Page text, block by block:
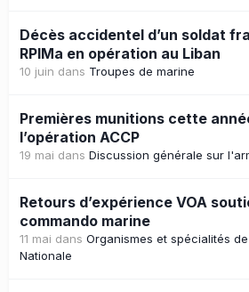
Décès accidentel d’un soldat
RPIMa en opération au Liban
10 juin dans Troupes de marine
Premières munitions cette
l’opération ACCP
19 mai dans Discussion générale sur
Retours d’expérience VOA
commando marine
11 mai dans Organismes et spécialités
Nationale